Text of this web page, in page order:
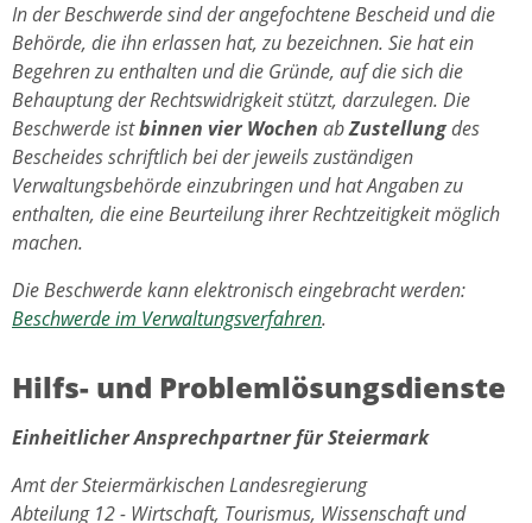
In der Beschwerde sind der angefochtene Bescheid und die
Behörde, die ihn erlassen hat, zu bezeichnen. Sie hat ein
Begehren zu enthalten und die Gründe, auf die sich die
Behauptung der Rechtswidrigkeit stützt, darzulegen. Die
Beschwerde istbinnen vier Wochen abZustellungdes
Bescheides schriftlich bei der jeweils zuständigen
Verwaltungsbehörde einzubringen und hat Angaben zu
enthalten, die eine Beurteilung ihrer Rechtzeitigkeit möglich
machen.
Die Beschwerde kann elektronisch eingebracht werden:
Beschwerde im Verwaltungsverfahren.
Hilfs- und Problemlösungsdienste
Einheitlicher Ansprechpartner für Steiermark
Amt der Steiermärkischen Landesregierung
Abteilung 12 - Wirtschaft, Tourismus, Wissenschaft und